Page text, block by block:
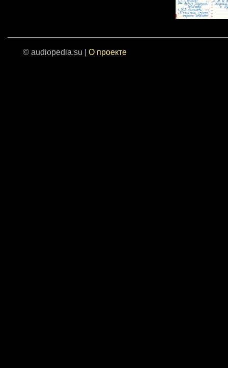
© audiopedia.su | О проекте